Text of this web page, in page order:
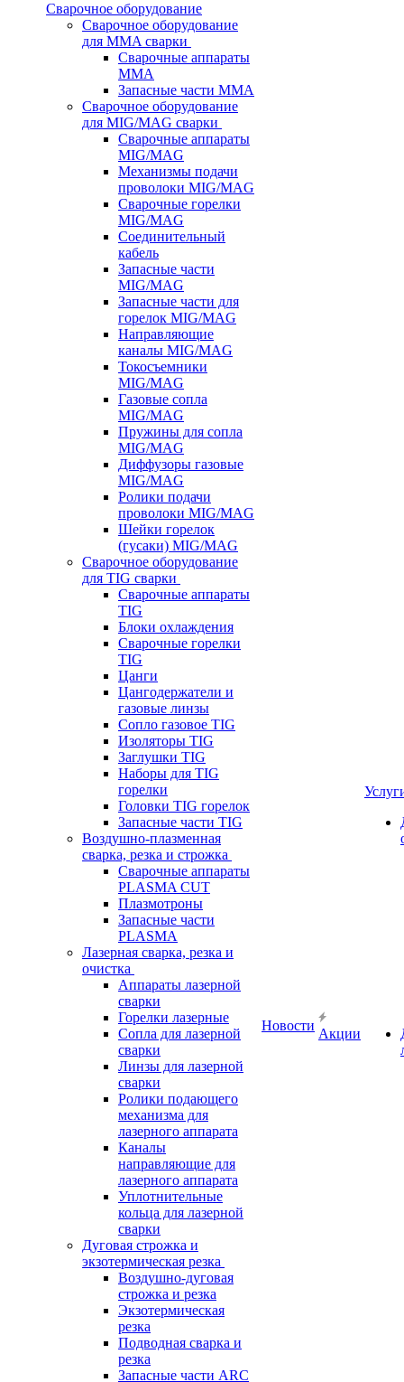
Сварочное оборудование
Сварочное оборудование
для MMA сварки
Сварочные аппараты
MMA
Запасные части MMA
Сварочное оборудование
для MIG/MAG сварки
Сварочные аппараты
MIG/MAG
Механизмы подачи
проволоки MIG/MAG
Сварочные горелки
MIG/MAG
Соединительный
кабель
Запасные части
MIG/MAG
Запасные части для
горелок MIG/MAG
Направляющие
каналы MIG/MAG
Токосъемники
MIG/MAG
Газовые сопла
MIG/MAG
Пружины для сопла
MIG/MAG
Диффузоры газовые
MIG/MAG
Ролики подачи
проволоки MIG/MAG
Шейки горелок
(гусаки) MIG/MAG
Сварочное оборудование
для TIG сварки
Сварочные аппараты
TIG
Блоки охлаждения
Сварочные горелки
TIG
Цанги
Цангодержатели и
газовые линзы
Сопло газовое TIG
Изоляторы TIG
Заглушки TIG
Наборы для TIG
горелки
Головки TIG горелок
Запасные части TIG
Воздушно-плазменная
сварка, резка и строжка
Сварочные аппараты
PLASMA CUT
Плазмотроны
Запасные части
PLASMA
Лазерная сварка, резка и
очистка
Аппараты лазерной
сварки
Горелки лазерные
Сопла для лазерной
сварки
Линзы для лазерной
сварки
Ролики подающего
механизма для
лазерного аппарата
Каналы
направляющие для
лазерного аппарата
Уплотнительные
кольца для лазерной
сварки
Дуговая строжка и
экзотермическая резка
Воздушно-дуговая
строжка и резка
Экзотермическая
резка
Подводная сварка и
резка
Запасные части ARC
Новости
Акции